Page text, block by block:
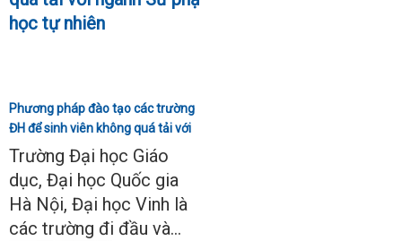
Phương pháp đào tạo các trường
ĐH để sinh viên không quá tải với
ngành Sư phạm Khoa học tự
nhiên
Trường Đại học Giáo
dục, Đại học Quốc gia
Hà Nội, Đại học Vinh là
các trường đi đầu và...